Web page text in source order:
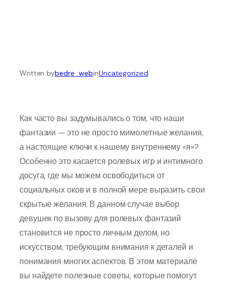
Written bybedre_webinUncategorized
Как часто вы задумывались о том, что наши
фантазии — это не просто мимолетные желания,
а настоящие ключи к нашему внутреннему «я»?
Особенно это касается ролевых игр и интимного
досуга, где мы можем освободиться от
социальных оков и в полной мере выразить свои
скрытые желания. В данном случае выбор
девушек по вызову для ролевых фантазий
становится не просто личным делом, но
искусством, требующим внимания к деталей и
понимания многих аспектов. В этом материале
вы найдете полезные советы, которые помогут